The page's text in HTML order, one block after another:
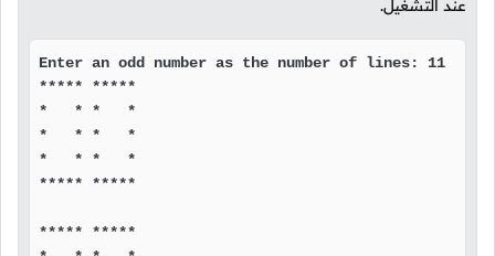
عند التشغيل.
Enter an odd number as the number of lines: 11
***** *****
*   * *   *
*   * *   *
*   * *   *
***** *****
***** *****